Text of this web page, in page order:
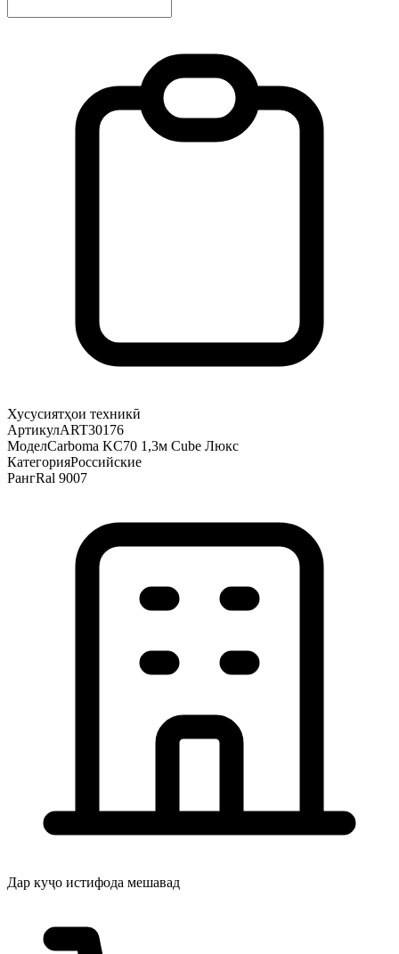
Хусусиятҳои техникӣ
АртикулART30176
МоделCarboma KC70 1,3м Cube Люкс
КатегорияРоссийские
РангRal 9007
Дар куҷо истифода мешавад